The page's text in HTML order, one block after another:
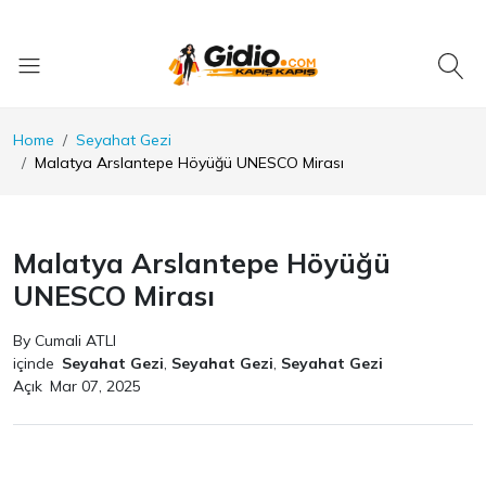
Home
Seyahat Gezi
Malatya Arslantepe Höyüğü UNESCO Mirası
Malatya Arslantepe Höyüğü
UNESCO Mirası
By Cumali ATLI
içinde Seyahat Gezi, Seyahat Gezi, Seyahat Gezi
Açık Mar 07, 2025